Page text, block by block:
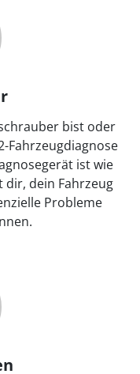
bist oder
Fahrzeugdiagnose
ist wie
dir, dein Fahrzeug
Probleme